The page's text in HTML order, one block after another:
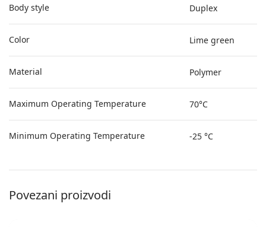
Body style Duplex
Color Lime green
Material Polymer
Maximum Operating Temperature 70°C
Minimum Operating Temperature -25 °C
Povezani proizvodi